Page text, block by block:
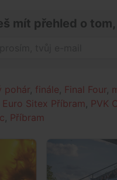
mít přehled o
pohár finále Final Four
Euro Sitex Příbram PVK
Příbram